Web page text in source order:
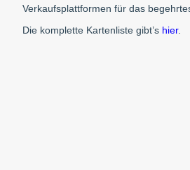
Verkaufsplattformen für das
Die komplette Kartenliste gibt’s hier.